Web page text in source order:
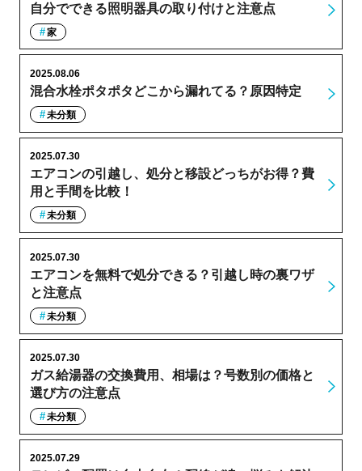
自分でできる照明器具の取り付けと注意点
家
混合水栓ポタポタどこから漏れてる？原因特定
2025.08.06
未分類
エアコンの引越し、処分と移設どっちがお得？費
用と手間を比較！
2025.07.30
未分類
エアコンを無料で処分できる？引越し時の裏ワザ
と注意点
2025.07.30
未分類
ガス給湯器の交換費用、相場は？号数別の価格と
選び方の注意点
2025.07.30
未分類
2025.07.29